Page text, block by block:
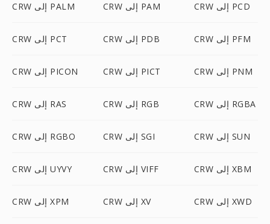
CRW إلى PALM CRW إلى PAM CRW إلى PCD
CRW إلى PCT CRW إلى PDB CRW إلى PFM
CRW إلى PICON CRW إلى PICT CRW إلى PNM
CRW إلى RAS CRW إلى RGB CRW إلى RGBA
CRW إلى RGBO CRW إلى SGI CRW إلى SUN
CRW إلى UYVY CRW إلى VIFF CRW إلى XBM
CRW إلى XPM CRW إلى XV CRW إلى XWD